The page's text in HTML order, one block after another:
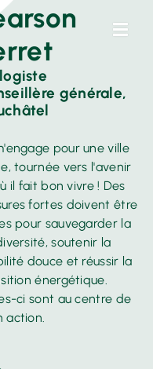
générale,
pour une ville
tournée vers l'avenir
il fait bon vivre ! Des
fortes doivent être
pour sauvegarder la
soutenir la
douce et réussir la
énergétique.
ci sont au centre de
action.